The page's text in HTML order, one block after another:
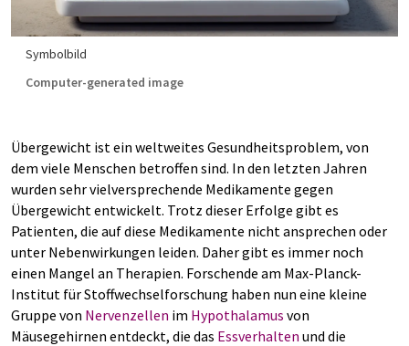
Symbolbild
Computer-generated image
Übergewicht ist ein weltweites Gesundheitsproblem, von
dem viele Menschen betroffen sind. In den letzten Jahren
wurden sehr vielversprechende Medikamente gegen
Übergewicht entwickelt. Trotz dieser Erfolge gibt es
Patienten, die auf diese Medikamente nicht ansprechen oder
unter Nebenwirkungen leiden. Daher gibt es immer noch
einen Mangel an Therapien. Forschende am Max-Planck-
Institut für Stoffwechselforschung haben nun eine kleine
Gruppe von Nervenzellen im Hypothalamus von
Mäusegehirnen entdeckt, die das Essverhalten und die